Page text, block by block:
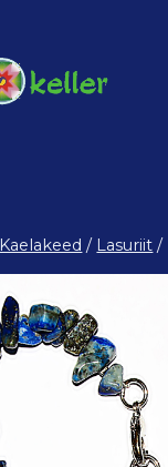
Kaelakeed / Lasuriit /